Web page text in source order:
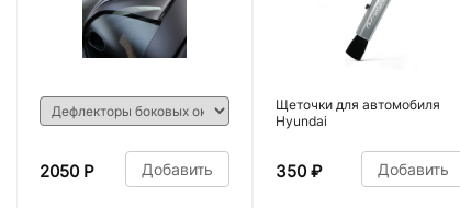
2050 Р Добавить
Щеточки для автомобиля
Hyundai
350 ₽ Добавить